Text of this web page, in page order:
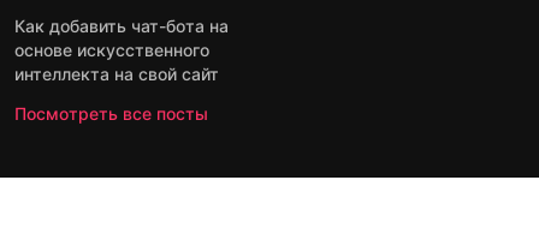
Как добавить чат-бота на
основе искусственного
интеллекта на свой сайт
Посмотреть все посты